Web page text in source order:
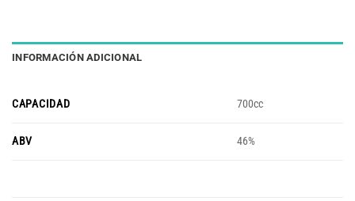
INFORMACIÓN ADICIONAL
CAPACIDAD 700cc
ABV 46%